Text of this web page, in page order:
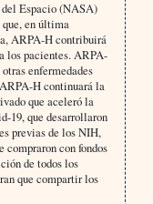
Espacio (NASA)
en última
ARPA-H contribuirá
los pacientes. ARPA-
enfermedades
H continuará la
que aceleró la
19, que desarrollaron
previas de los NIH,
con fondos
de todos los
que compartir los